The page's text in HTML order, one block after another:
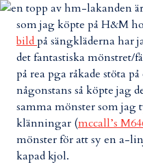
den
som jag köpte på H&M
bildpå sängkläderna har
det fantastiska mönstret/
på rea pga råkade stöta
någonstans så köpte jag
samma mönster som
klänningar (mccall’s
mönster för att sy en a-
kapad kjol.